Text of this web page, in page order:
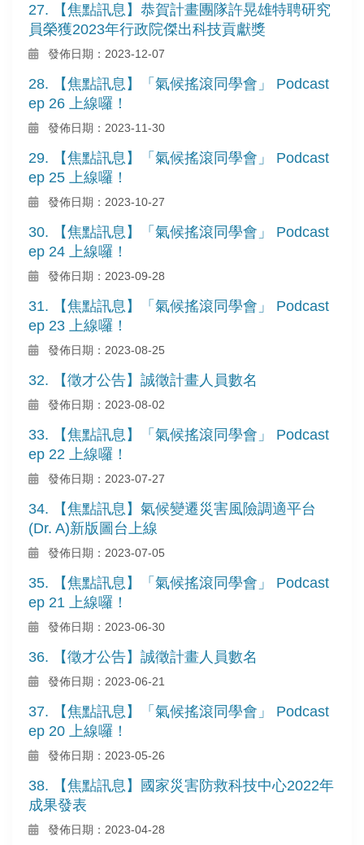
27. 【焦點訊息】恭賀計畫團隊許晃雄特聘研究
員榮獲2023年行政院傑出科技貢獻獎
發佈日期：2023-12-07
28. 【焦點訊息】「氣候搖滾同學會」 Podcast
ep 26 上線囉！
發佈日期：2023-11-30
29. 【焦點訊息】「氣候搖滾同學會」 Podcast
ep 25 上線囉！
發佈日期：2023-10-27
30. 【焦點訊息】「氣候搖滾同學會」 Podcast
ep 24 上線囉！
發佈日期：2023-09-28
31. 【焦點訊息】「氣候搖滾同學會」 Podcast
ep 23 上線囉！
發佈日期：2023-08-25
32. 【徵才公告】誠徵計畫人員數名
發佈日期：2023-08-02
33. 【焦點訊息】「氣候搖滾同學會」 Podcast
ep 22 上線囉！
發佈日期：2023-07-27
34. 【焦點訊息】氣候變遷災害風險調適平台
(Dr. A)新版圖台上線
發佈日期：2023-07-05
35. 【焦點訊息】「氣候搖滾同學會」 Podcast
ep 21 上線囉！
發佈日期：2023-06-30
36. 【徵才公告】誠徵計畫人員數名
發佈日期：2023-06-21
37. 【焦點訊息】「氣候搖滾同學會」 Podcast
ep 20 上線囉！
發佈日期：2023-05-26
38. 【焦點訊息】國家災害防救科技中心2022年
成果發表
發佈日期：2023-04-28